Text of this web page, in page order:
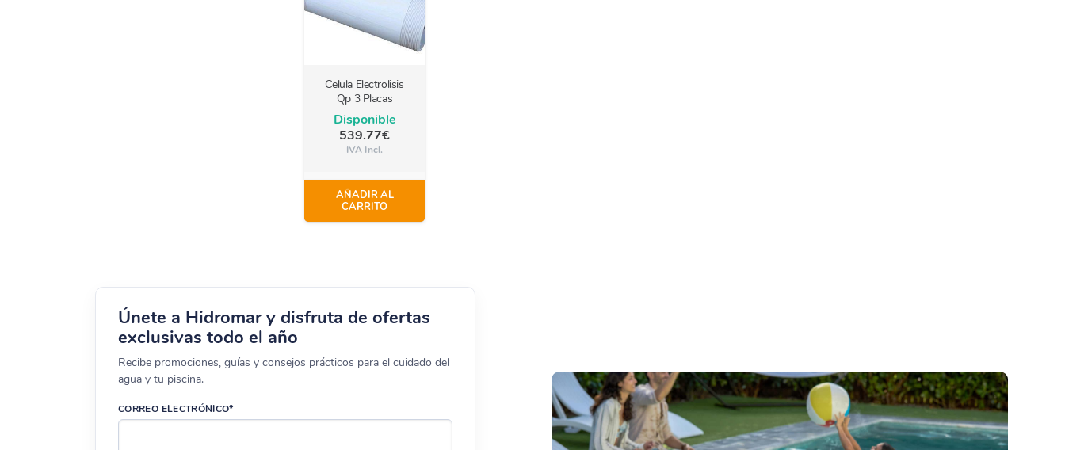
Celula Electrolisis
Qp 3 Placas
Disponible
539.77€
IVA Incl.
AÑADIR AL
CARRITO
Únete a Hidromar y disfruta de ofertas
exclusivas todo el año
Recibe promociones, guías y consejos prácticos para el cuidado del
agua y tu piscina.
CORREO ELECTRÓNICO*